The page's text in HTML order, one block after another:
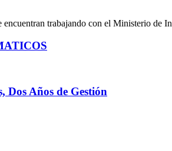
encuentran trabajando con el Ministerio
Dos Años de Gestión